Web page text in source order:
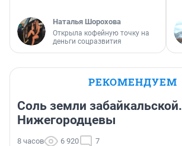
Наталья Шорохова
Открыла кофейную точку на
деньги соцразвития
РЕКОМЕНДУЕМ
Соль земли забайкальской.
Нижегородцевы
8 часов 6 920 7